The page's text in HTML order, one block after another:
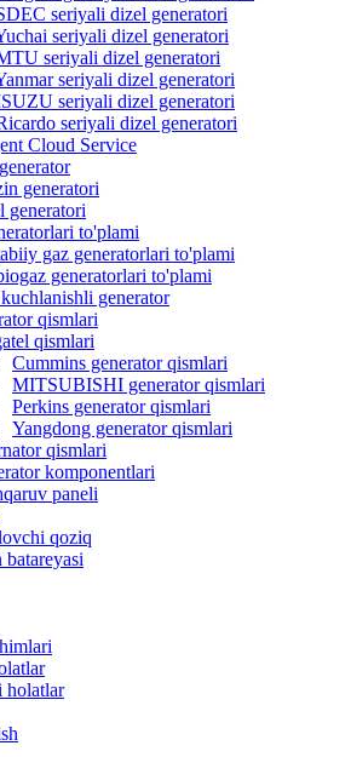
seriyali dizel generatori
seriyali dizel generatori
seriyali dizel generatori
seriyali dizel generatori
seriyali dizel generatori
seriyali dizel generatori
Cloud Service
generatori
generatori
to'plami
gaz generatorlari to'plami
generatorlari to'plami
generator
qismlari
qismlari
Cummins generator qismlari
MITSUBISHI generator qismlari
Perkins generator qismlari
Yangdong generator qismlari
qismlari
komponentlari
paneli
qoziq
holatlar